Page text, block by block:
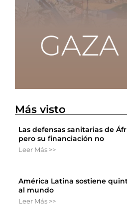
Más visto
Las defensas sanitarias de
pero su financiación no
Leer Más >>
América Latina sostiene
al mundo
Leer Más >>